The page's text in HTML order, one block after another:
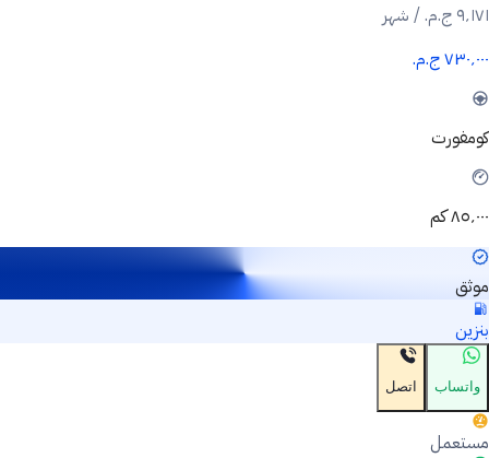
٩٬١٧١ ج.م.‏ / شهر
٧٣٠٬٠٠٠ ج.م.‏
كومفورت
٨٥٬٠٠٠ كم
موثق
بنزين
واتساب اتصل
مستعمل